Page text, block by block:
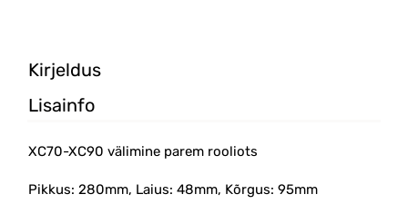
Kirjeldus
Lisainfo
XC70-XC90 välimine parem rooliots
Pikkus: 280mm, Laius: 48mm, Kõrgus: 95mm